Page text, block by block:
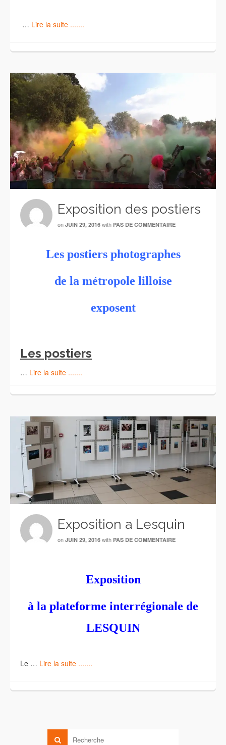
… Lire la suite .......
Exposition des postiers
on JUIN 29, 2016 with PAS DE COMMENTAIRE
Les postiers photographes
de la métropole lilloise
exposent
Les postiers
… Lire la suite .......
Exposition a Lesquin
on JUIN 29, 2016 with PAS DE COMMENTAIRE
Exposition
à la plateforme interrégionale de
LESQUIN
Le … Lire la suite .......